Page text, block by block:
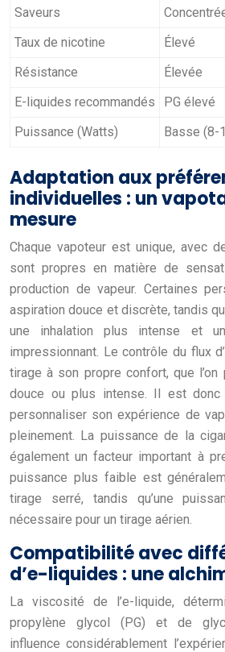
Saveurs
Taux de nicotine
Élevé
Résistance
Élevée
E-liquides recommandés
PG élevé
Puissance (Watts)
Basse (8-
Adaptation aux
individuelles : un
mesure
Chaque vapoteur est unique, avec
sont propres en matière de
production de vapeur. Certaines
aspiration douce et discrète, tandis
une inhalation plus intense et
impressionnant. Le contrôle du flux
tirage à son propre confort, que l’on
douce ou plus intense. Il est
personnaliser son expérience de
pleinement. La puissance de la
également un facteur important à
puissance plus faible est
tirage serré, tandis qu’une
nécessaire pour un tirage aérien.
Compatibilité avec
d’e-liquides : une
La viscosité de l’e-liquide,
propylène glycol (PG) et de
influence considérablement